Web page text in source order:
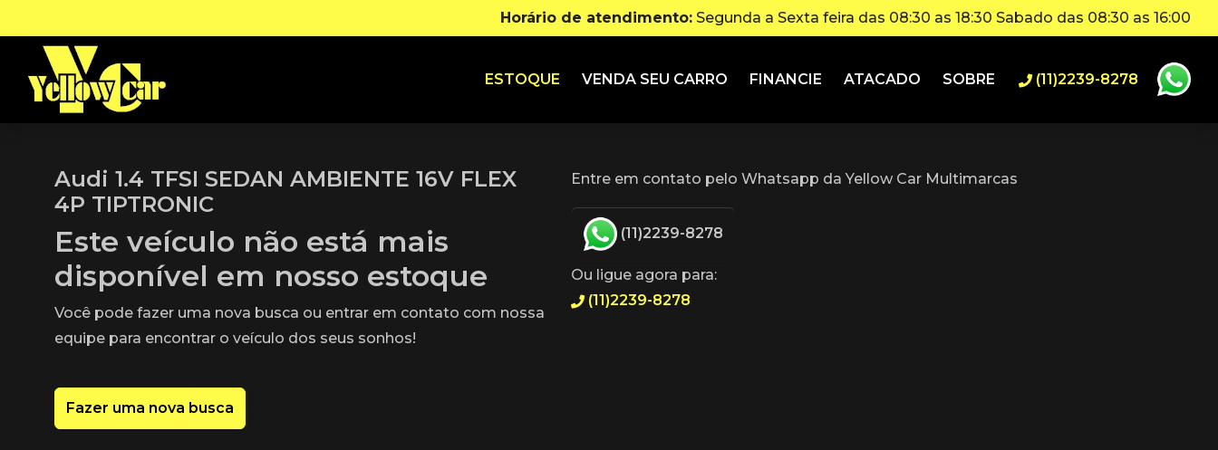
Horário de atendimento: Segunda a Sexta feira das 08:30 as 18:30 Sabado das 08:30 as 16:00
ESTOQUE VENDA SEU CARRO FINANCIE ATACADO SOBRE (11)2239-8278
Audi 1.4 TFSI SEDAN AMBIENTE 16V FLEX
4P TIPTRONIC
Este veículo não está mais
disponível em nosso estoque
Você pode fazer uma nova busca ou entrar em contato com nossa
equipe para encontrar o veículo dos seus sonhos!
Fazer uma nova busca
Entre em contato pelo Whatsapp da Yellow Car Multimarcas
(11)2239-8278
Ou ligue agora para:
(11)2239-8278